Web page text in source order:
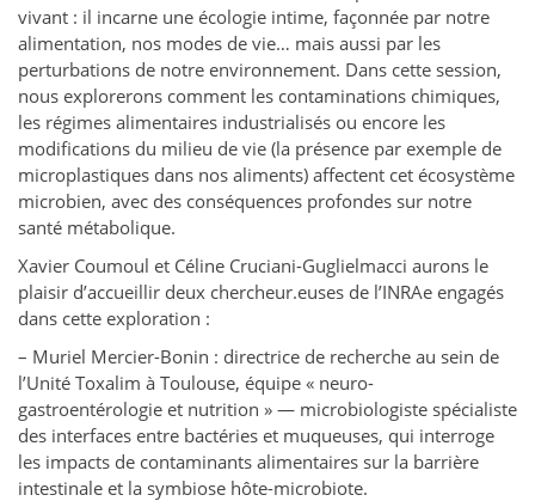
vivant : il incarne une écologie intime, façonnée par notre
alimentation, nos modes de vie… mais aussi par les
perturbations de notre environnement. Dans cette session,
nous explorerons comment les contaminations chimiques,
les régimes alimentaires industrialisés ou encore les
modifications du milieu de vie (la présence par exemple de
microplastiques dans nos aliments) affectent cet écosystème
microbien, avec des conséquences profondes sur notre
santé métabolique.
Xavier Coumoul et Céline Cruciani-Guglielmacci aurons le
plaisir d’accueillir deux chercheur.euses de l’INRAe engagés
dans cette exploration :
– Muriel Mercier-Bonin : directrice de recherche au sein de
l’Unité Toxalim à Toulouse, équipe « neuro-
gastroentérologie et nutrition » — microbiologiste spécialiste
des interfaces entre bactéries et muqueuses, qui interroge
les impacts de contaminants alimentaires sur la barrière
intestinale et la symbiose hôte-microbiote.